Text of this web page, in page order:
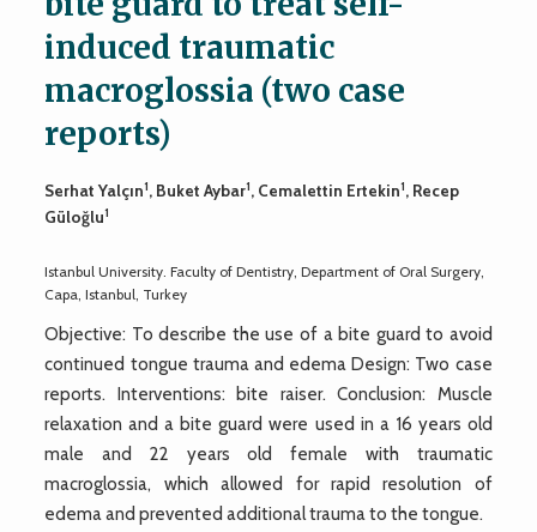
induced traumatic
macroglossia (two case
reports)
Serhat Yalçın1, Buket Aybar1, Cemalettin Ertekin1, Recep
Güloğlu1
Istanbul University. Faculty of Dentistry, Department of Oral Surgery,
Capa, Istanbul, Turkey
Objective: To describe the use of a bite guard to avoid
continued tongue trauma and edema Design: Two case
reports. Interventions: bite raiser. Conclusion: Muscle
relaxation and a bite guard were used in a 16 years old
male and 22 years old female with traumatic
macroglossia, which allowed for rapid resolution of
edema and prevented additional trauma to the tongue.